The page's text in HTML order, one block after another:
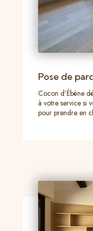
Pose de
Cocon d’Ébène
à votre service si
pour prendre en